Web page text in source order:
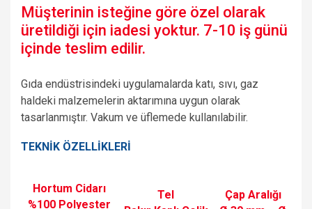
Müşterinin isteğine göre özel olarak
üretildiği için iadesi yoktur. 7-10 iş günü
içinde teslim edilir.
Gıda endüstrisindeki uygulamalarda katı, sıvı, gaz
haldeki malzemelerin aktarımına uygun olarak
tasarlanmıştır. Vakum ve üflemede kullanılabilir.
TEKNİK ÖZELLİKLERİ
Hortum Cidarı
%100 Polyester
Tel
Çap Aralığı